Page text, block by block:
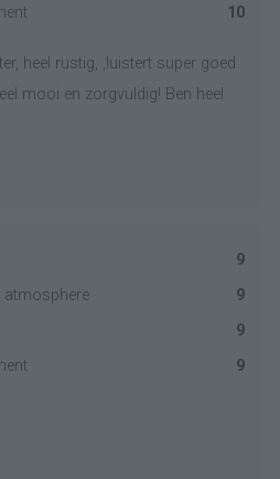
10
heel rustig, ,luistert super goed
mooi en zorgvuldig! Ben heel
9
atmosphere
9
9
9